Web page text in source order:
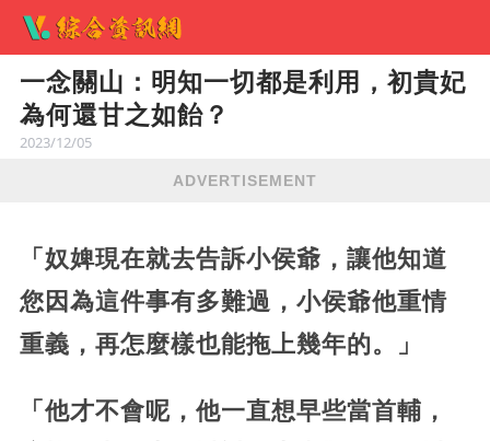
一念關山：明知一切都是利用，初貴妃
為何還甘之如飴？
2023/12/05
ADVERTISEMENT
「奴婢現在就去告訴小侯爺，讓他知道
您因為這件事有多難過，小侯爺他重情
重義，再怎麼樣也能拖上幾年的。」
「他才不會呢，他一直想早些當首輔，